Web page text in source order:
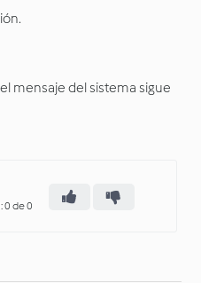
mensaje del sistema sigue
0 de 0